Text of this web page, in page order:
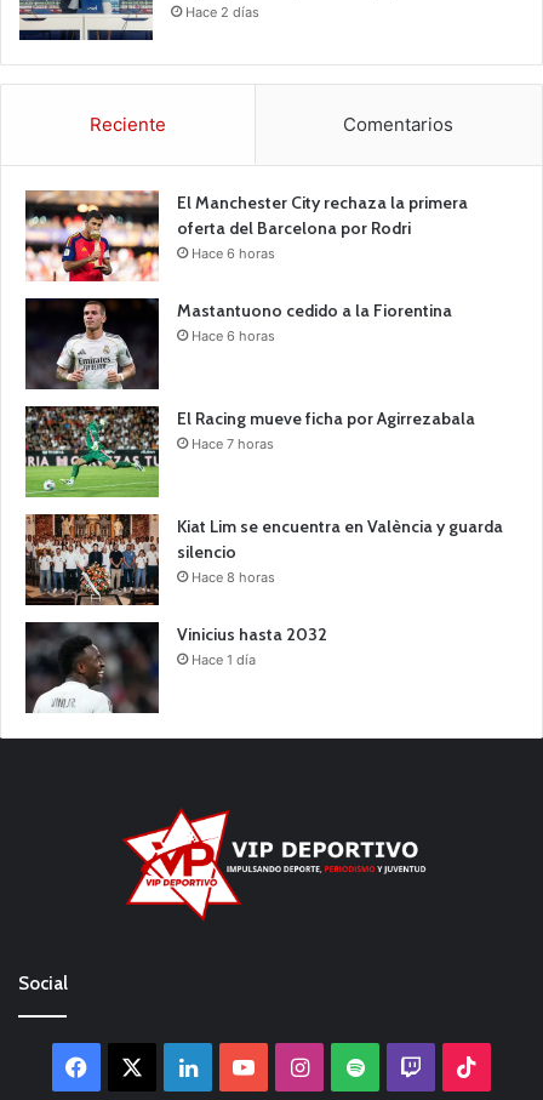
Hace 2 días
Reciente Comentarios
El Manchester City rechaza la primera
oferta del Barcelona por Rodri
Hace 6 horas
Mastantuono cedido a la Fiorentina
Hace 6 horas
El Racing mueve ficha por Agirrezabala
Hace 7 horas
Kiat Lim se encuentra en València y guarda
silencio
Hace 8 horas
Vinicius hasta 2032
Hace 1 día
Social
Facebook LinkedInYouTubeInstagram
Spotify Twitch